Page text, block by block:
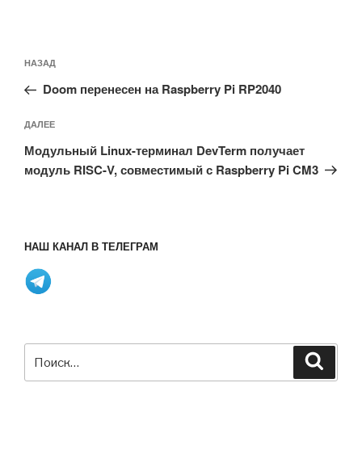
по
записям
Предыдущая
запись:
НАЗАД
Doom перенесен на Raspberry Pi RP2040
Следующая
запись
ДАЛЕЕ
Модульный Linux-терминал DevTerm получает
модуль RISC-V, совместимый с Raspberry Pi CM3
НАШ КАНАЛ В ТЕЛЕГРАМ